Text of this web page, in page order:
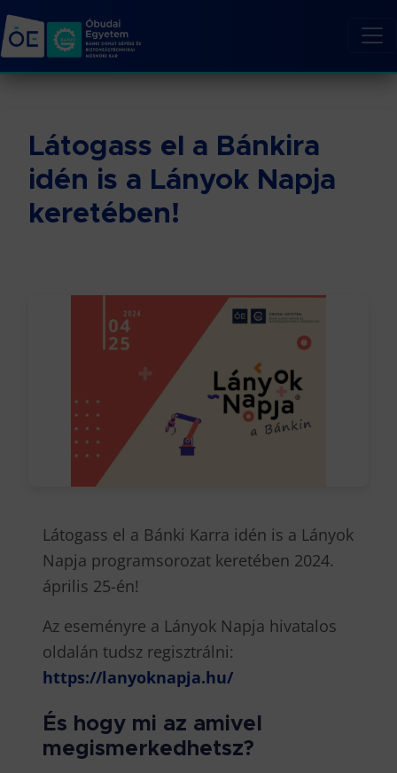
Látogass el a Bánkira
idén is a Lányok Napja
keretében!
Látogass el a Bánki Karra idén is a Lányok
Napja programsorozat keretében 2024.
április 25-én!
Az eseményre a Lányok Napja hivatalos
oldalán tudsz regisztrálni:
https://lanyoknapja.hu/
És hogy mi az amivel
megismerkedhetsz?